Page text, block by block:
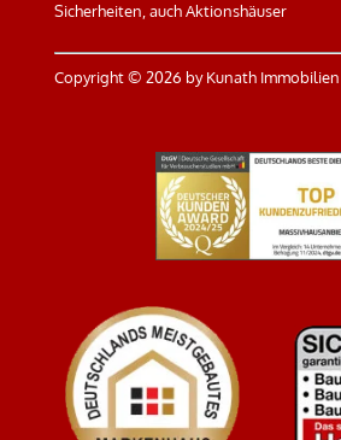
Sicherheiten, auch Aktionshäuser
Copyright © 2026 by Kunath